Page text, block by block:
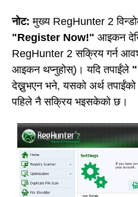
नोट: मुख्य RegHunter 2
"Register Now!" आइकन
RegHunter 2 सक्रिय गर्न
आइकन थप्नुहोस्)। यदि तपाईंले
देख्नुभएन भने, यसको अर्थ
पहिले नै सक्रिय भइसकेको छ।